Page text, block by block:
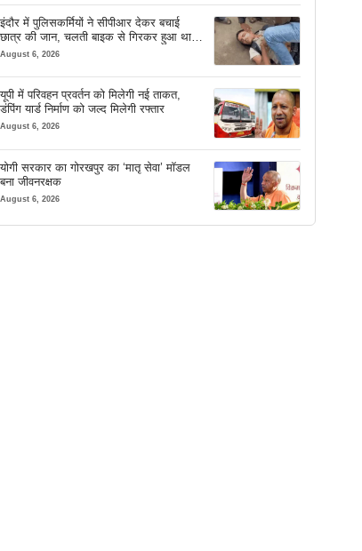
इंदौर में पुलिसकर्मियों ने सीपीआर देकर बचाई
छात्र की जान, चलती बाइक से गिरकर हुआ था
बेहोश
August 6, 2026
यूपी में परिवहन प्रवर्तन को मिलेगी नई ताकत,
डंपिंग यार्ड निर्माण को जल्द मिलेगी रफ्तार
August 6, 2026
योगी सरकार का गोरखपुर का ‘मातृ सेवा’ मॉडल
बना जीवनरक्षक
August 6, 2026